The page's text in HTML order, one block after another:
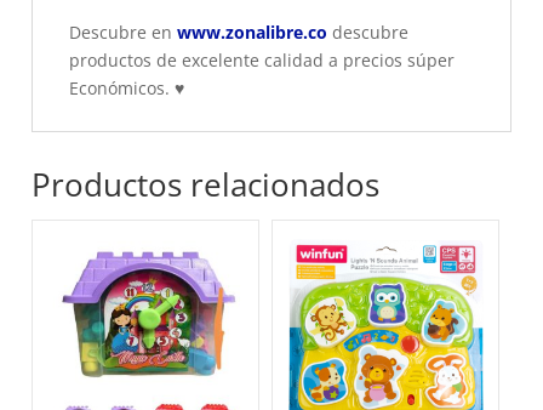
Descubre en www.zonalibre.co descubre
productos de excelente calidad a precios súper
Económicos. ♥
Productos relacionados